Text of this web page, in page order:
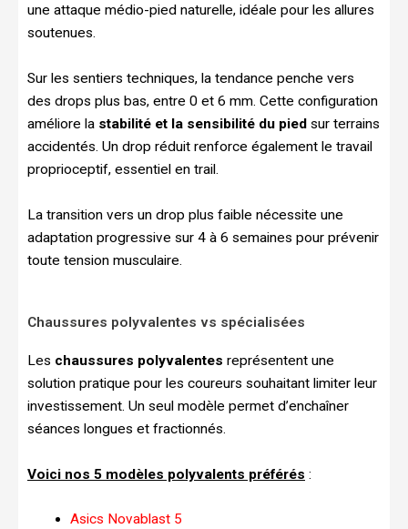
une attaque médio-pied naturelle, idéale pour les allures
soutenues.
Sur les sentiers techniques, la tendance penche vers
des drops plus bas, entre 0 et 6 mm. Cette configuration
améliore la stabilité et la sensibilité du pied sur terrains
accidentés. Un drop réduit renforce également le travail
proprioceptif, essentiel en trail.
La transition vers un drop plus faible nécessite une
adaptation progressive sur 4 à 6 semaines pour prévenir
toute tension musculaire.
Chaussures polyvalentes vs spécialisées
Les chaussures polyvalentes représentent une
solution pratique pour les coureurs souhaitant limiter leur
investissement. Un seul modèle permet d’enchaîner
séances longues et fractionnés.
Voici nos 5 modèles polyvalents préférés :
Asics Novablast 5